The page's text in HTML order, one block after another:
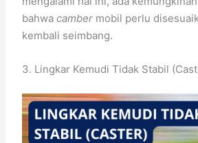
bahwacamber mobil perlu
kembali seimbang.
3. Lingkar Kemudi Tidak Stabil